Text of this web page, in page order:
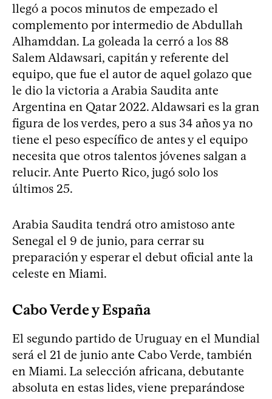
llegó a pocos minutos de empezado el
complemento por intermedio de Abdullah
Alhamddan. La goleada la cerró a los 88
Salem Aldawsari, capitán y referente del
equipo, que fue el autor de aquel golazo que
le dio la victoria a Arabia Saudita ante
Argentina en Qatar 2022. Aldawsari es la gran
figura de los verdes, pero a sus 34 años ya no
tiene el peso específico de antes y el equipo
necesita que otros talentos jóvenes salgan a
relucir. Ante Puerto Rico, jugó solo los
últimos 25.
Arabia Saudita tendrá otro amistoso ante
Senegal el 9 de junio, para cerrar su
preparación y esperar el debut oficial ante la
celeste en Miami.
Cabo Verde y España
El segundo partido de Uruguay en el Mundial
será el 21 de junio ante Cabo Verde, también
en Miami. La selección africana, debutante
absoluta en estas lides, viene preparándose